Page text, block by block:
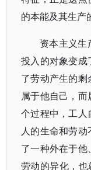
的本能及其生产
资本主义生
投入的对象变成
了劳动产生的
属于他自己，
个过程中，工
人的生命和劳
了一种外在于
劳动的异化，也